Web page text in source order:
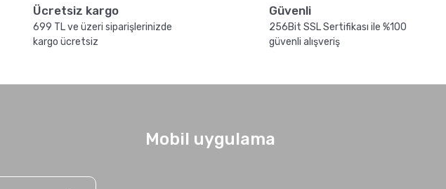
Ücretsiz kargo
699 TL ve üzeri siparişlerinizde
kargo ücretsiz
Güvenli
256Bit SSL Sertifikası ile %100
güvenli alışveriş
Mobil uygulama